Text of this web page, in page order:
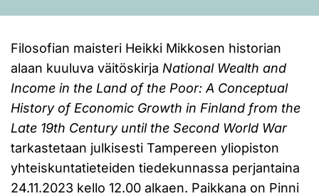
Filosofian maisteri Heikki Mikkosen historian
alaan kuuluva väitöskirja National Wealth and
Income in the Land of the Poor: A Conceptual
History of Economic Growth in Finland from the
Late 19th Century until the Second World War
tarkastetaan julkisesti Tampereen yliopiston
yhteiskuntatieteiden tiedekunnassa perjantaina
24.11.2023 kello 12.00 alkaen. Paikkana on Pinni